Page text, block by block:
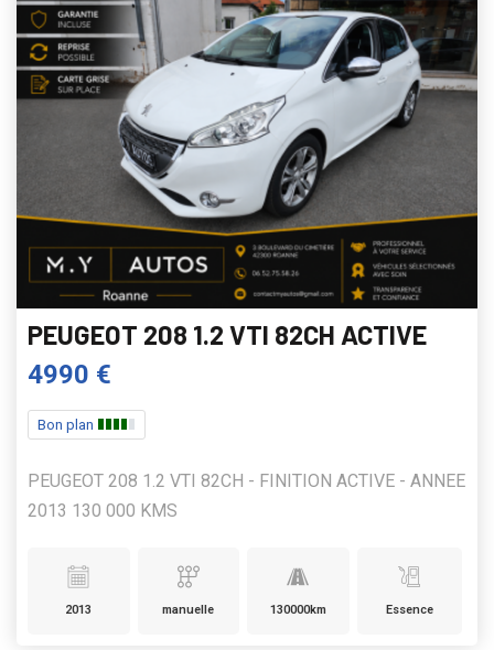
PEUGEOT 208 1.2 VTI 82CH ACTIVE
4990 €
Bon plan
PEUGEOT 208 1.2 VTI 82CH - FINITION ACTIVE - ANNEE
2013 130 000 KMS
2013 manuelle 130000km Essence